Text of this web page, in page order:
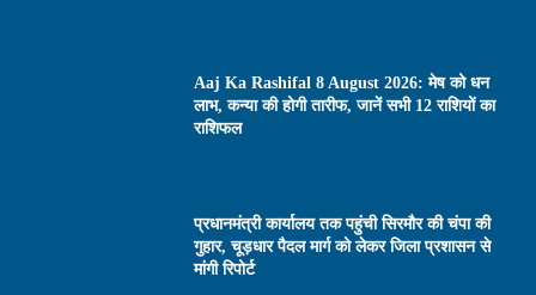
Aaj Ka Rashifal 8 August 2026: मेष को धन
लाभ, कन्या की होगी तारीफ, जानें सभी 12 राशियों का
राशिफल
प्रधानमंत्री कार्यालय तक पहुंची सिरमौर की चंपा की
गुहार, चूड़धार पैदल मार्ग को लेकर जिला प्रशासन से
मांगी रिपोर्ट